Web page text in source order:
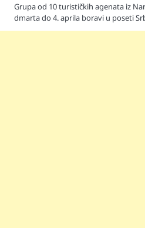
Grupa od 10 turističkih agenata iz
dmarta do 4. aprila boravi u poseti